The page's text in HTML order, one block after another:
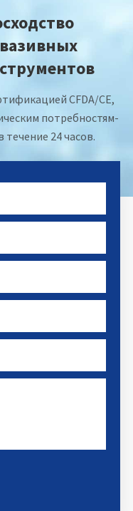
CFDA/CE,
потребностям-
24 часов.